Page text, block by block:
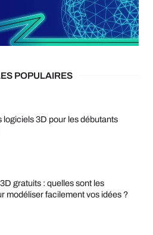
POPULAIRES
logiciels 3D pour les débutants
gratuits : quelles sont les
modéliser facilement vos idées ?